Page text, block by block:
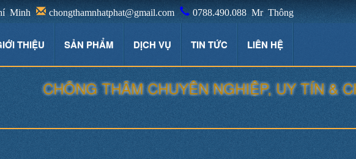
Minh chongthamnhatphat@gmail.com 0788.490.088 Mr Thông
THIỆU SẢN PHẨM DỊCH VỤ TIN TỨC LIÊN HỆ
CHỐNG THẤM CHUYÊN NGHIỆP, UY TÍN &